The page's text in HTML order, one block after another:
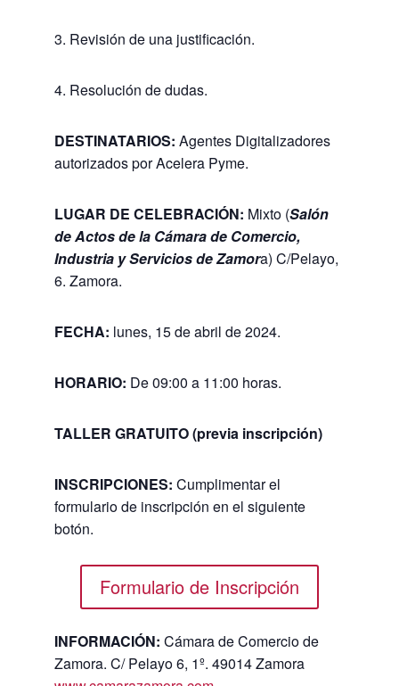
3. Revisión de una justificación.
4. Resolución de dudas.
DESTINATARIOS: Agentes Digitalizadores
autorizados por Acelera Pyme.
LUGAR DE CELEBRACIÓN: Mixto (Salón
de Actos de la Cámara de Comercio,
Industria y Servicios de Zamora) C/Pelayo,
6. Zamora.
FECHA: lunes, 15 de abril de 2024.
HORARIO: De 09:00 a 11:00 horas.
TALLER GRATUITO (previa inscripción)
INSCRIPCIONES: Cumplimentar el
formulario de inscripción en el siguiente
botón.
Formulario de Inscripción
INFORMACIÓN: Cámara de Comercio de
Zamora. C/ Pelayo 6, 1º. 49014 Zamora